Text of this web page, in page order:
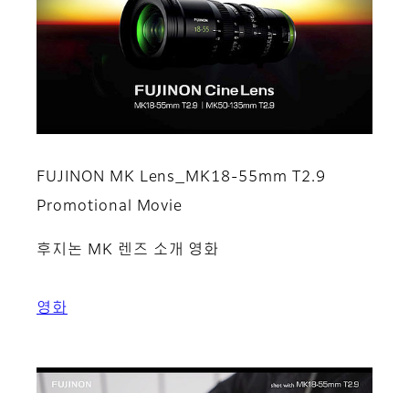
FUJINON MK Lens_MK18-55mm T2.9
Promotional Movie
후지논 MK 렌즈 소개 영화
영화